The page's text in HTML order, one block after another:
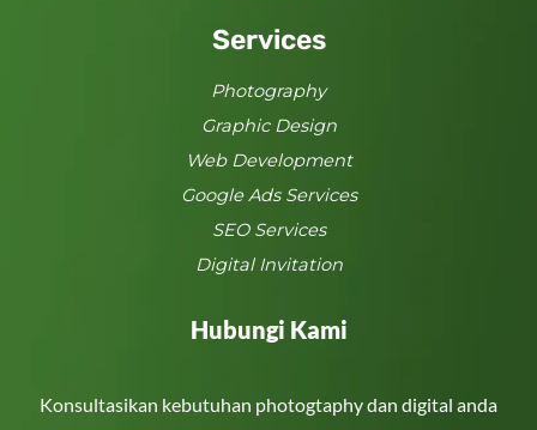
Services
Photography
Graphic Design
Web Development
Google Ads Services
SEO Services
Digital Invitation
Hubungi Kami
Konsultasikan kebutuhan photogtaphy dan digital anda